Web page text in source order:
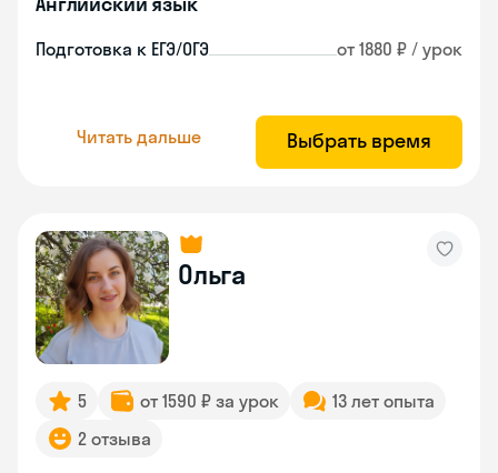
Подготовка к ЕГЭ/ОГЭ от 1880 ₽ / урок
Читать дальше Выбрать время
Ольга
5 от 1590 ₽ за урок
13 лет опыта
2 отзыва